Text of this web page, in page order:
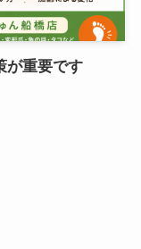
が重要です